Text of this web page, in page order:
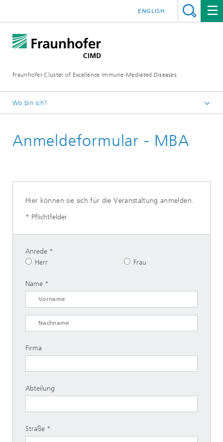
Fraunhofer Cluster of Excellence Immune-Mediated Diseases
ENGLISH
Wo bin ich?
Veranstaltungen
Anmeldeformular - MBA
Hier können sie sich für die Veranstaltung anmelden.
* Pflichtfelder
Anrede
Herr
Frau
Name
Firma
Abteilung
Straße